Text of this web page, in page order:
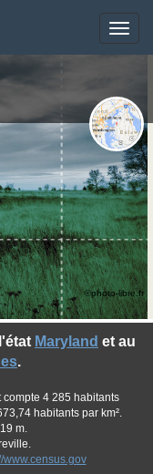
Toggle
Maryland et au
.
compte 4 285 habitants
habitants par km².
m.
www.census.gov
©photo-libre.fr
Toggle